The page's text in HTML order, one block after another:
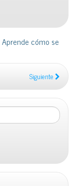
Aprende cómo se
Siguiente